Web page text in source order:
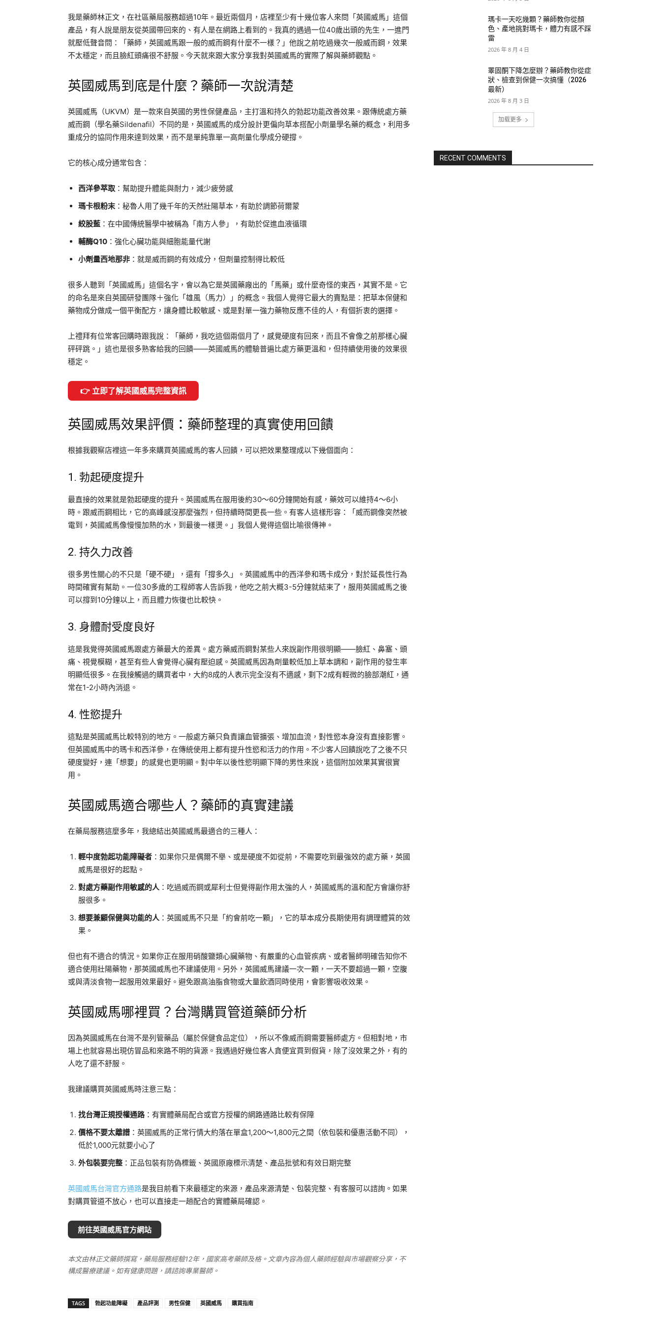
我是藥師林正文，在社區藥局服務超過10年。最近兩個月，店裡至少有十幾位客人來問「英國威馬」這個
產品，有人說是朋友從英國帶回來的、有人是在網路上看到的。我真的遇過一位40歲出頭的先生，一進門
就壓低聲音問：「藥師，英國威馬跟一般的威而鋼有什麼不一樣？」他說之前吃過幾次一般威而鋼，效果
不太穩定，而且臉紅頭痛很不舒服。今天就來跟大家分享我對英國威馬的實際了解與藥師觀點。
英國威馬到底是什麼？藥師一次說清楚
英國威馬（UKVM）是一款來自英國的男性保健產品，主打溫和持久的勃起功能改善效果。跟傳統處方藥
威而鋼（學名藥Sildenafil）不同的是，英國威馬的成分設計更偏向草本搭配小劑量學名藥的概念，利用多
重成分的協同作用來達到效果，而不是單純靠單一高劑量化學成分硬撐。
它的核心成分通常包含：
西洋參萃取 ：幫助提升體能與耐力，減少疲勞感
瑪卡根粉末：秘魯人用了幾千年的天然壯陽草本，有助於調節荷爾蒙
絞股藍 ：在中國傳統醫學中被稱為「南方人參」，有助於促進血液循環
輔酶Q10 ：強化心臟功能與細胞能量代謝
小劑量西地那非 ：就是威而鋼的有效成分，但劑量控制得比較低
很多人聽到「英國威馬」這個名字，會以為它是英國藥廠出的「馬藥」或什麼奇怪的東西，其實不是。它
的命名是來自英國研發團隊＋強化「雄風（馬力）」的概念。我個人覺得它最大的賣點是：把草本保健和
藥物成分做成一個平衡配方，讓身體比較敏感、或是對單一強力藥物反應不佳的人，有個折衷的選擇。
上禮拜有位常客回購時跟我說：「藥師，我吃這個兩個月了，感覺硬度有回來，而且不會像之前那樣心臟
砰砰跳。」這也是很多熟客給我的回饋——英國威馬的體驗普遍比處方藥更溫和，但持續使用後的效果很
穩定。
👉 立即了解英國威馬完整資訊
英國威馬效果評價：藥師整理的真實使用回饋
根據我觀察店裡這一年多來購買英國威馬的客人回饋，可以把效果整理成以下幾個面向：
1. 勃起硬度提升
最直接的效果就是勃起硬度的提升。英國威馬在服用後約30～60分鐘開始有感，藥效可以維持4～6小
時。跟威而鋼相比，它的高峰感沒那麼強烈，但持續時間更長一些。有客人這樣形容：「威而鋼像突然被
電到，英國威馬像慢慢加熱的水，到最後一樣燙。」我個人覺得這個比喻很傳神。
2. 持久力改善
很多男性關心的不只是「硬不硬」，還有「撐多久」。英國威馬中的西洋參和瑪卡成分，對於延長性行為
時間確實有幫助。一位30多歲的工程師客人告訴我，他吃之前大概3-5分鐘就結束了，服用英國威馬之後
可以撐到10分鐘以上，而且體力恢復也比較快。
3. 身體耐受度良好
這是我覺得英國威馬跟處方藥最大的差異。處方藥威而鋼對某些人來說副作用很明顯——臉紅、鼻塞、頭
痛、視覺模糊，甚至有些人會覺得心臟有壓迫感。英國威馬因為劑量較低加上草本調和，副作用的發生率
明顯低很多。在我接觸過的購買者中，大約8成的人表示完全沒有不適感，剩下2成有輕微的臉部潮紅，通
常在1-2小時內消退。
4. 性慾提升
這點是英國威馬比較特別的地方。一般處方藥只負責讓血管擴張、增加血流，對性慾本身沒有直接影響。
但英國威馬中的瑪卡和西洋參，在傳統使用上都有提升性慾和活力的作用。不少客人回饋說吃了之後不只
硬度變好，連「想要」的感覺也更明顯。對中年以後性慾明顯下降的男性來說，這個附加效果其實很實
用。
英國威馬適合哪些人？藥師的真實建議
在藥局服務這麼多年，我總結出英國威馬最適合的三種人：
輕中度勃起功能障礙者 ：如果你只是偶爾不舉、或是硬度不如從前，不需要吃到最強效的處方藥，英國
威馬是很好的起點。
對處方藥副作用敏感的人 ：吃過威而鋼或犀利士但覺得副作用太強的人，英國威馬的溫和配方會讓你舒
服很多。
想要兼顧保健與功能的人 ：英國威馬不只是「約會前吃一顆」，它的草本成分長期使用有調理體質的效
果。
但也有不適合的情況。如果你正在服用硝酸鹽類心臟藥物、有嚴重的心血管疾病、或者醫師明確告知你不
適合使用壯陽藥物，那英國威馬也不建議使用。另外，英國威馬建議一次一顆，一天不要超過一顆，空腹
或與清淡食物一起服用效果最好。避免跟高油脂食物或大量飲酒同時使用，會影響吸收效果。
英國威馬哪裡買？台灣購買管道藥師分析
因為英國威馬在台灣不是列管藥品（屬於保健食品定位），所以不像威而鋼需要醫師處方。但相對地，市
場上也就容易出現仿冒品和來路不明的貨源。我遇過好幾位客人貪便宜買到假貨，除了沒效果之外，有的
人吃了還不舒服。
我建議購買英國威馬時注意三點：
找台灣正規授權通路：有實體藥局配合或官方授權的網路通路比較有保障
價格不要太離譜 ：英國威馬的正常行情大約落在單盒1,200～1,800元之間（依包裝和優惠活動不同），
低於1,000元就要小心了
外包裝要完整 ：正品包裝有防偽標籤、英國原廠標示清楚、產品批號和有效日期完整
英國威馬台灣官方通路是我目前看下來最穩定的來源，產品來源清楚、包裝完整、有客服可以諮詢。如果
對購買管道不放心，也可以直接走一趟配合的實體藥局確認。
前往英國威馬官方網站
本文由林正文藥師撰寫，藥局服務經驗12年，國家高考藥師及格。文章內容為個人藥師經驗與市場觀察分享，不
構成醫療建議。如有健康問題，請諮詢專業醫師。
TAGS 勃起功能障礙 產品評測 男性保健 英國威馬 購買指南
瑪卡一天吃幾顆？藥師教你從顏
色、產地挑對瑪卡，體力有感不踩
雷
2026 年 8 月 4 日
睪固酮下降怎麼辦？藥師教你從症
狀、檢查到保健一次搞懂（2026
最新）
2026 年 8 月 3 日
加载更多
RECENT COMMENTS